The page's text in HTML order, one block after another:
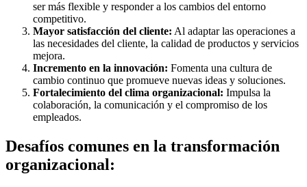
ser más flexible y responder a los cambios del entorno
competitivo.
Mayor satisfacción del cliente: Al adaptar las operaciones a
las necesidades del cliente, la calidad de productos y servicios
mejora.
Incremento en la innovación: Fomenta una cultura de
cambio continuo que promueve nuevas ideas y soluciones.
Fortalecimiento del clima organizacional: Impulsa la
colaboración, la comunicación y el compromiso de los
empleados.
Desafíos comunes en la transformación
organizacional: